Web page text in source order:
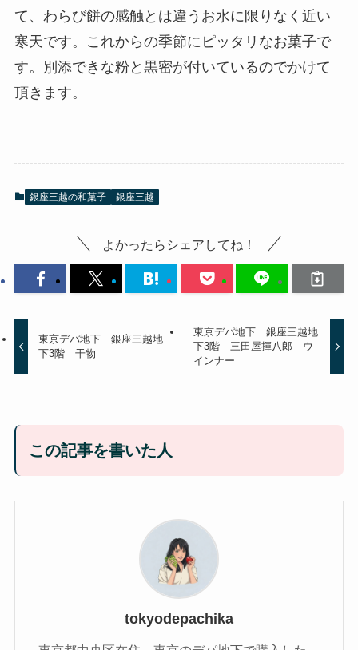
て、わらび餅の感触とは違うお水に限りなく近い
寒天です。これからの季節にピッタリなお菓子で
す。別添できな粉と黒密が付いているのでかけて
頂きます。
銀座三越の和菓子 銀座三越
よかったらシェアしてね！
東京デパ地下 銀座三越地
下3階 干物
東京デパ地下 銀座三越地
下3階 三田屋揮八郎 ウ
インナー
この記事を書いた人
tokyodepachika